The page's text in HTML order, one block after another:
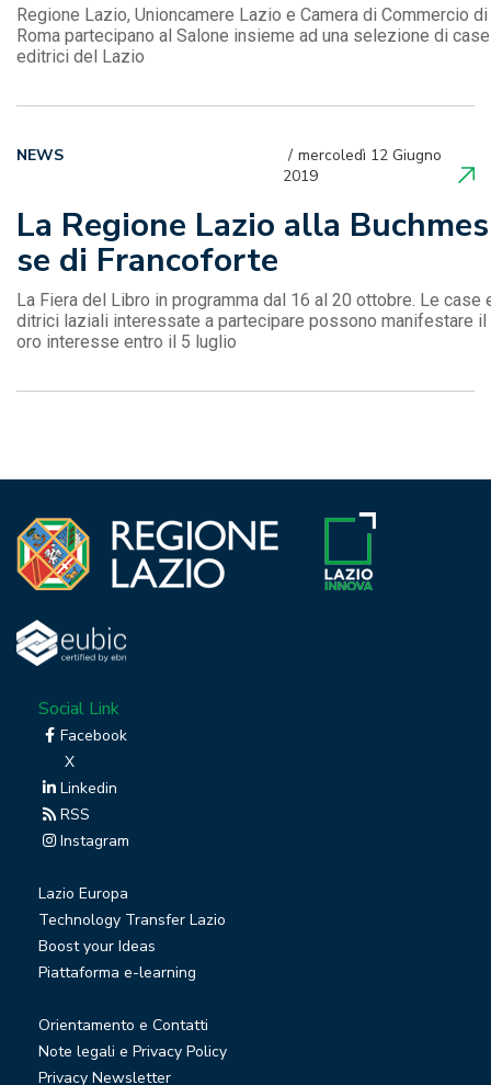
Regione Lazio, Unioncamere Lazio e Camera di Commercio di
Roma partecipano al Salone insieme ad una selezione di case
editrici del Lazio
La Regione Lazio alla Buchmes
se di Francoforte
mercoledì 12 Giugno
2019
NEWS
La Fiera del Libro in programma dal 16 al 20 ottobre. Le case
ditrici laziali interessate a partecipare possono manifestare il
oro interesse entro il 5 luglio
Social Link
Facebook
X
Linkedin
RSS
Instagram
Lazio Europa
Technology Transfer Lazio
Boost your Ideas
Piattaforma e-learning
Orientamento e Contatti
Note legali e Privacy Policy
Privacy Newsletter